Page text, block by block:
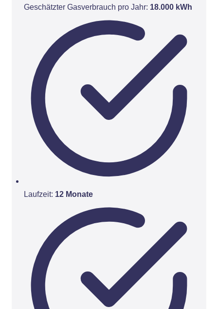
Geschätzter Gasverbrauch pro Jahr: 18.000 kWh
Laufzeit: 12 Monate